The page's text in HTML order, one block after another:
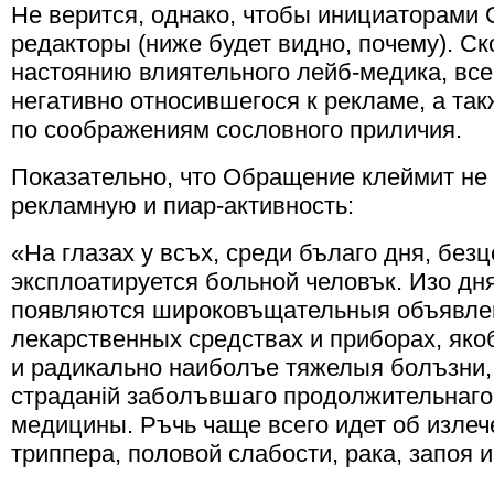
Не верится, однако, чтобы
редакторы (ниже будет видно, почему).
настоянию влиятельного лейб-медика,
негативно относившегося к рекламе, а
по соображениям сословного приличия.
Показательно, что Обращение клеймит
рекламную и пиар-активность:
«На глазах у всъх, среди бълаго дня,
эксплоатируется больной человък. Изо
появляются широковъщательныя
лекарственных средствах и приборах,
и радикально наиболъе тяжелыя
страданiй заболъвшаго
медицины. Ръчь чаще всего идет об
триппера, половой слабости, рака, запоя